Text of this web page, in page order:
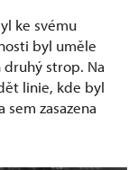
ke svému
byl uměle
strop. Na
linie, kde byl
sem zasazena